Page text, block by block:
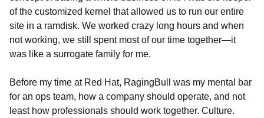
of the customized kernel that allowed us to run our entire
site in a ramdisk. We worked crazy long hours and when
not working, we still spent most of our time together—it
was like a surrogate family for me.
Before my time at Red Hat, RagingBull was my mental bar
for an ops team, how a company should operate, and not
least how professionals should work together. Culture.